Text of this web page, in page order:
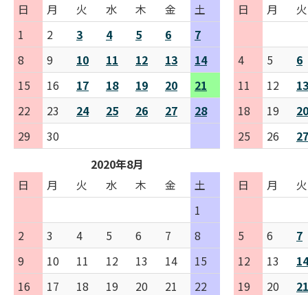
日
月 火 水 木 金
土
1
2 3 4 5 6
7
8
9 10 11 12 13
14
15
16 17 18 19 20
21
22
23 24 25 26 27
28
29
30
日
月 火
4 5
6
11
12
13
18
19
20
25
26
27
2020年8月
日
月 火 水 木 金
土
1
2
3 4 5 6 7
8
9
10 11 12 13 14
15
16
17 18 19 20 21
22
日 月 火
5 6
7
12
13
14
19
20
21